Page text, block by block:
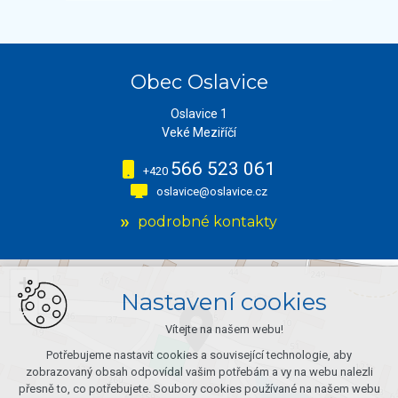
Obec Oslavice
Oslavice 1
Veké Meziříčí
+420 566 523 061
oslavice@oslavice.cz
podrobné kontakty
+
−
Nastavení cookies
Vítejte na našem webu!
Potřebujeme nastavit cookies a související technologie, aby
zobrazovaný obsah odpovídal vašim potřebám a vy na webu nalezli
přesně to, co potřebujete. Soubory cookies používané na našem webu